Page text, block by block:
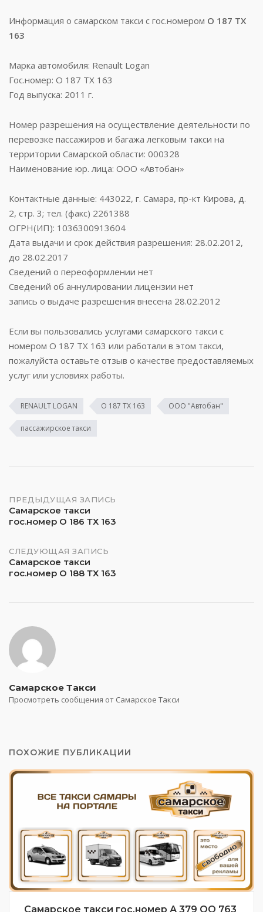
Информация о самарском такси с гос.номером О 187 ТХ
163
Марка автомобиля: Renault Logan
Гос.номер: О 187 ТХ 163
Год выпуска: 2011 г.
Номер разрешения на осуществление деятельности по
перевозке пассажиров и багажа легковым такси на
территории Самарской области: 000328
Наименование юр. лица: ООО «Автобан»
Контактные данные: 443022, г. Самара, пр-кт Кирова, д.
2, стр. 3; тел. (факс) 2261388
ОГРН(ИП): 1036300913604
Дата выдачи и срок действия разрешения: 28.02.2012,
до 28.02.2017
Сведений о переоформлении нет
Сведений об аннулировании лицензии нет
запись о выдаче разрешения внесена 28.02.2012
Если вы пользовались услугами самарского такси с
номером О 187 ТХ 163 или работали в этом такси,
пожалуйста оставьте отзыв о качестве предоставляемых
услуг или условиях работы.
RENAULT LOGAN О 187 ТХ 163 ООО "Автобан"
пассажирское такси
Навигация
по
записям
ПРЕДЫДУЩАЯ ЗАПИСЬ
Самарское такси
гос.номер О 186 ТХ 163
СЛЕДУЮЩАЯ ЗАПИСЬ
Самарское такси
гос.номер О 188 ТХ 163
Самарское Такси
Просмотреть сообщения от Самарское Такси
ПОХОЖИЕ ПУБЛИКАЦИИ
Самарское такси гос.номер А 379 ОО 763